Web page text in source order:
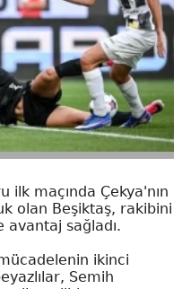
ilk maçında Çekya'nın
olan Beşiktaş, rakibini
sağladı.
ikinci
Semih